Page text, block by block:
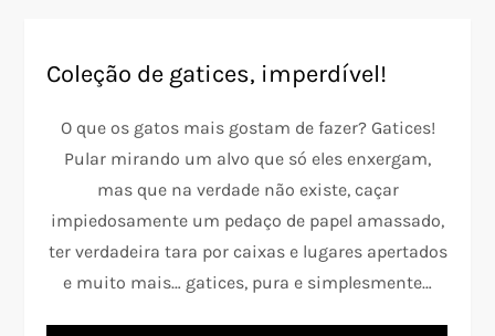
Coleção de gatices, imperdível!
O que os gatos mais gostam de fazer? Gatices!
Pular mirando um alvo que só eles enxergam,
mas que na verdade não existe, caçar
impiedosamente um pedaço de papel amassado,
ter verdadeira tara por caixas e lugares apertados
e muito mais… gatices, pura e simplesmente…